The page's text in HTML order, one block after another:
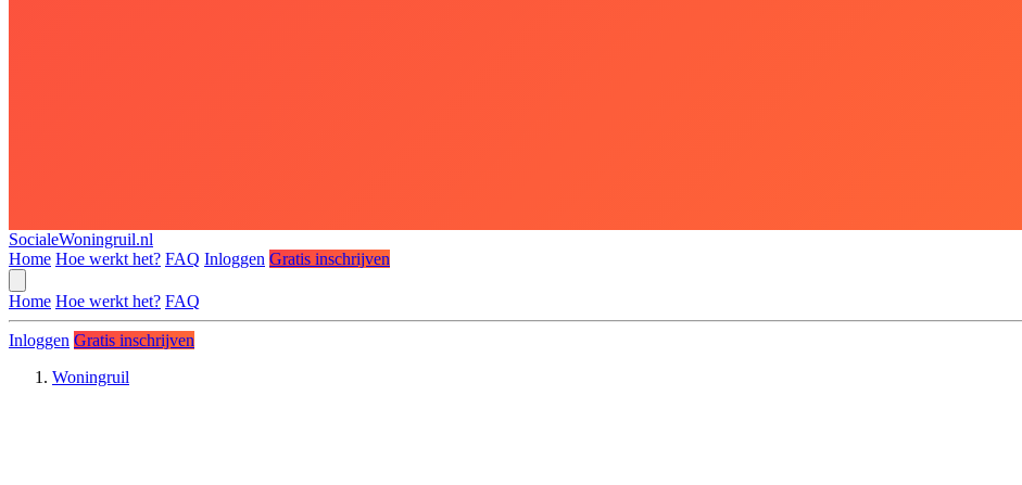
SocialeWoningruil.nl
Home Hoe werkt het? FAQ Inloggen Gratis inschrijven
Home Hoe werkt het? FAQ
Inloggen Gratis inschrijven
Woningruil